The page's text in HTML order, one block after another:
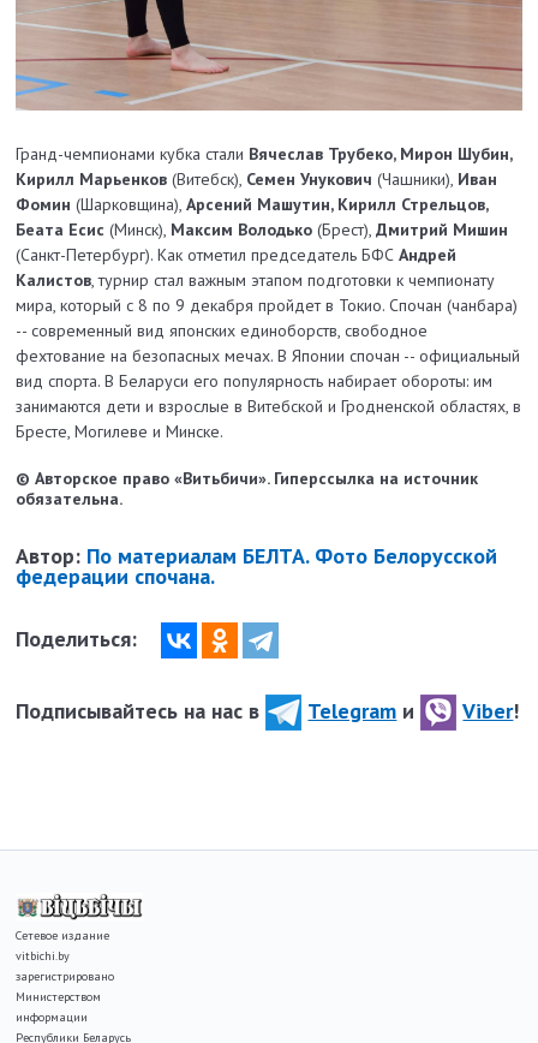
Гранд-чемпионами кубка стали Вячеслав Трубеко, Мирон Шубин,
Кирилл Марьенков (Витебск), Семен Унукович (Чашники), Иван
Фомин (Шарковщина),Арсений Машутин, Кирилл Стрельцов,
Беата Есис (Минск), Максим Володько (Брест),Дмитрий Мишин
(Санкт-Петербург). Как отметил председатель БФСАндрей
Калистов, турнир стал важным этапом подготовки к чемпионату
мира, который с 8 по 9 декабря пройдет в Токио. Спочан (чанбара)
-- современный вид японских единоборств, свободное
фехтование на безопасных мечах. В Японии спочан -- официальный
вид спорта. В Беларуси его популярность набирает обороты: им
занимаются дети и взрослые в Витебской и Гродненской областях, в
Бресте, Могилеве и Минске.
© Авторское право «Витьбичи». Гиперссылка на источник
обязательна.
Автор: По материалам БЕЛТА. Фото Белорусской
федерации спочана.
Поделиться:
Подписывайтесь на нас в Telegram и Viber!
Сетевое издание
vitbichi.by
зарегистрировано
Министерством
информации
Республики Беларусь